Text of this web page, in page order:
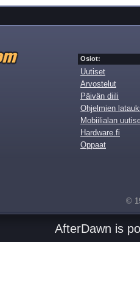
Osiot:
Uutiset
Arvostelut
Päivän diili
Ohjelmien
Mobiilialan
Hardware.fi
Oppaat
©
AfterDawn is